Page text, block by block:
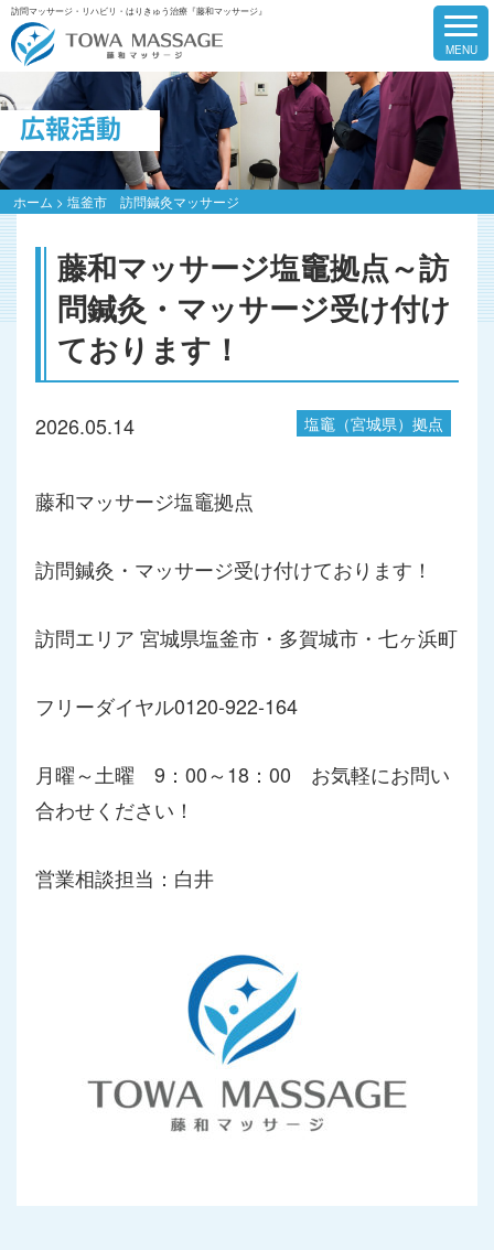
訪問マッサージ・リハビリ・はりきゅう治療『藤和マッサージ』
広報活動
ホーム > 塩釜市 訪問鍼灸マッサージ
藤和マッサージ塩竈拠点～訪
問鍼灸・マッサージ受け付け
ております！
2026.05.14 塩竈（宮城県）拠点
藤和マッサージ塩竈拠点
訪問鍼灸・マッサージ受け付けております！
訪問エリア 宮城県塩釜市・多賀城市・七ヶ浜町
フリーダイヤル0120-922-164
月曜～土曜 9：00～18：00 お気軽にお問い
合わせください！
営業相談担当：白井